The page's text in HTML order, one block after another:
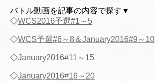
バトル動画を記事の内容で探す▼
◇WCS2016予選#1～5
◇WCS予選#6～8＆January2016#9～10
◇January2016#11～15
◇January2016#16～20